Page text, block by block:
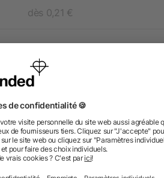
dès 0,21 €
questions ? Nous
ressembler les données
service pour les créer ?